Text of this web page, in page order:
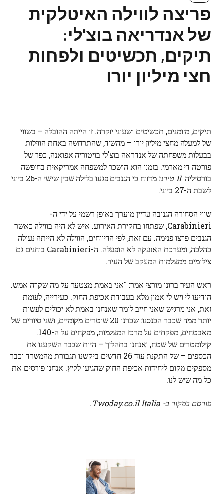
פריצה לווילה האיטלקית
של אנדריאה בוצ'לי:
תיקים, תכשיטים ולפחות
חצי מיליון יורו
תיקים, מזומנים, תכשיטים ושעוני יוקרה. זו הייתה ההובלה – בשווי
של למעלה מחצי מיליון יורו – מהשוד, שהתרחשה באחת הווילות
בבעלות משפחתה של אנדראה בוצ'לי בויטוריה אפואנה, כפר של
פורטה די מארמי. בזמנו הוא הושכר למשפחה אמריקאית בחופשה
בורסיליה.Ilטירנו
מדווח כי הגנבים פגעו בלילה שבין שישי ה-26 ביוני
לשבת ה-27 ביוני.
שווי הסחורה הגנובה עדיין מוערך באופן רשמי על ידי ה-
Carabinieri, שפתחו בחקירת האירוע. איש לא היה בווילה כאשר
הגנבים פרצו פנימה. עם זאת, לפי הדיווחים, הווילה לא הייתה נעולה
כהלכה, ומערכת האזעקה לא הופעלה. ה-Carabinieri בוחנים גם
צילומים ממצלמות המעקב של העיר.
ראש העיר ברונו מורצי אמר: "אני באמת מצטער על מה שקרה אמש.
הודיעו לי ויש לי אמון מלא בעבודת אכיפת החוק. כעירייה, לעומת
זאת, אני מרגיש שאני חייב לומר שאנחנו באמת לא יכולים לעשות
יותר ממה שכבר הכנסנו: שכרנו 20 שוטרים מקומיים, ושני סיורים של
מאבטחים, מפקחים על מרכז המצלמות, מפקחים על ה-140.
קילומטרים של שטח, ואנחנו בתהליך – היות שכבר השקענו את
הכספים – של התקנת עוד 26 חדשים ביקשנו תגבורת מהמשרד וכבר
מספקים מקום ליחידות אכיפת החוק שהגיעו לקיץ. אנחנו פורסים את
כל מה שיש לנו.
פורסם במקור ב- Twoday.co.il Italia.